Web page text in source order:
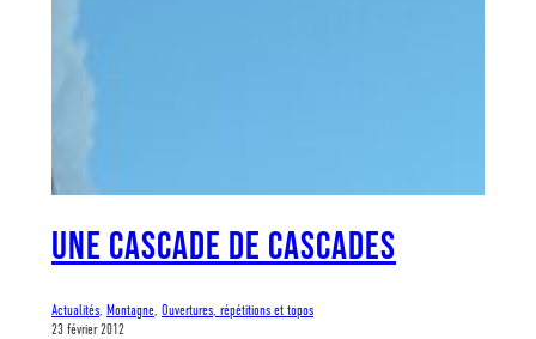
Une cascade de cascades
Actualités Montagne Ouvertures, répétitions et topos
23 février 2012